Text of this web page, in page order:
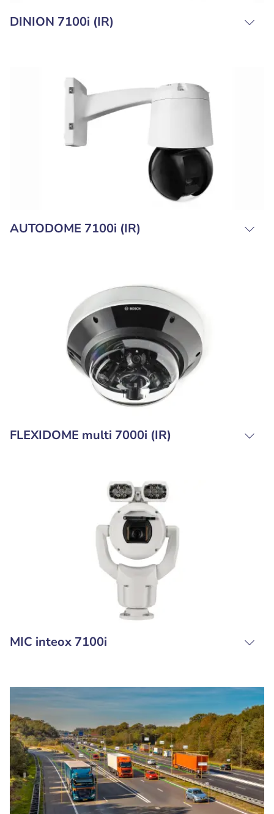
DINION 7100i (IR)
AUTODOME 7100i (IR)
FLEXIDOME multi 7000i (IR)
MIC inteox 7100i